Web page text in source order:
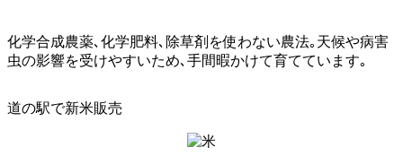
化学合成農薬､化学肥料､除草剤を使わない農法｡天候や病害
虫の影響を受けやすいため､手間暇かけて育てています｡
道の駅で新米販売